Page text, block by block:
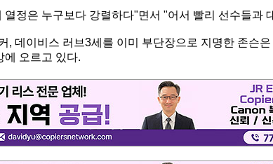
열정은 누구보다 강렬하다"면서 "어서 빨리 선수들과
, 데이비스 러브3세를 이미 부단장으로 지명한 존슨
에 오르고 있다.